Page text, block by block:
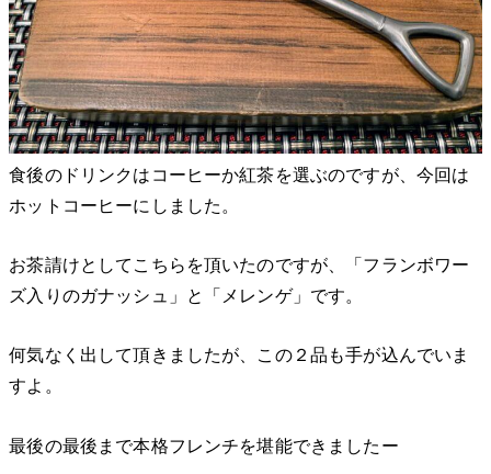
食後のドリンクはコーヒーか紅茶を選ぶのですが、今回は
ホットコーヒーにしました。
お茶請けとしてこちらを頂いたのですが、「フランボワー
ズ入りのガナッシュ」と「メレンゲ」です。
何気なく出して頂きましたが、この２品も手が込んでいま
すよ。
最後の最後まで本格フレンチを堪能できましたー